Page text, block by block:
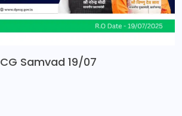
CG Samvad 19/07